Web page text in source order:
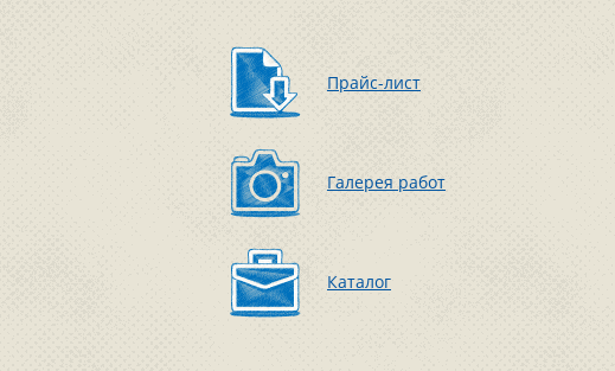
Прайс-лист
Галерея работ
Каталог